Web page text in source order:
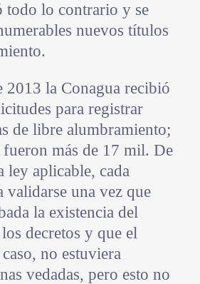
todo lo contrario y se
nuevos títulos
2013 la Conagua recibió
para registrar
de libre alumbramiento;
fueron más de 17 mil. De
ley aplicable, cada
validarse una vez que
la existencia del
decretos y que el
no estuviera
vedadas, pero esto no